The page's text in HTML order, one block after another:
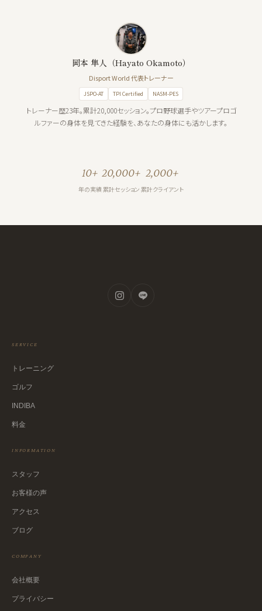
岡本 隼人（Hayato Okamoto）
Disport World 代表トレーナー
JSPO-AT TPI Certified NASM-PES
トレーナー歴23年。累計20,000セッション。プロ野球選手やツアープロゴ
ルファーの身体を見てきた経験を、あなたの身体にも活かします。
10+
年の実績
20,000+
累計セッション
2,000+
累計クライアント
SERVICE
トレーニング
ゴルフ
INDIBA
料金
INFORMATION
スタッフ
お客様の声
アクセス
ブログ
COMPANY
会社概要
プライバシー